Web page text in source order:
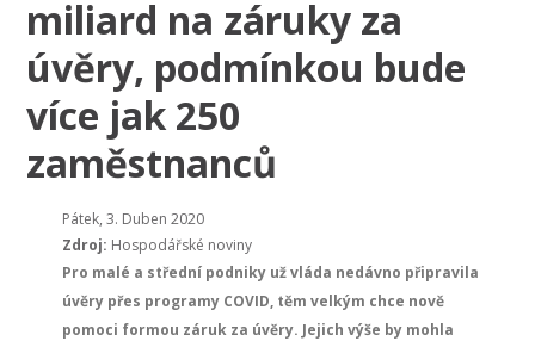
miliard na záruky za
úvěry, podmínkou bude
více jak 250
zaměstnanců
Pátek, 3. Duben 2020
Zdroj: Hospodářské noviny
Pro malé a střední podniky už vláda nedávno připravila
úvěry přes programy COVID, těm velkým chce nově
pomoci formou záruk za úvěry. Jejich výše by mohla